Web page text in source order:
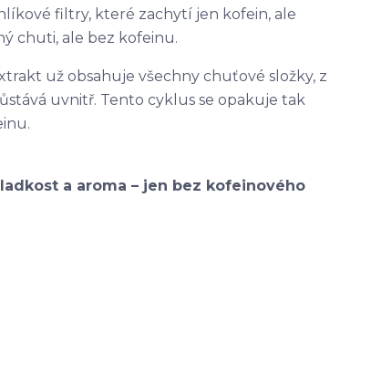
filtry, které zachytí jen kofein, ale
chuti, ale bez kofeinu.
už obsahuje všechny chuťové složky, z
uvnitř. Tento cyklus se opakuje tak
a aroma – jen bez kofeinového